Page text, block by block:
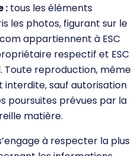
: tous les éléments
les photos, figurant sur le
appartiennent à ESC
respectif et ESC
Toute reproduction, même
sauf autorisation
poursuites prévues par la
matière.
à respecter la plus